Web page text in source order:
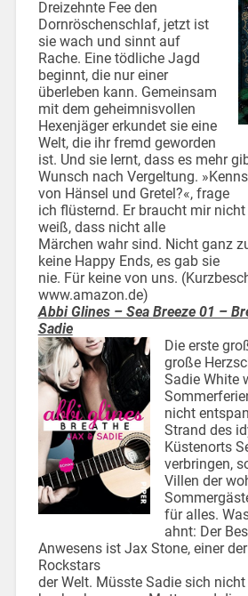
Dreizehnte Fee den
Dornröschenschlaf, jetzt ist
sie wach und sinnt auf
Rache. Eine tödliche Jagd
beginnt, die nur einer
überleben kann. Gemeinsam
mit dem geheimnisvollen
Hexenjäger erkundet sie eine
Welt, die ihr fremd geworden
ist. Und sie lernt, dass es mehr
Wunsch nach Vergeltung.
von Hänsel und Gretel?«, frage
ich flüsternd. Er braucht mir
weiß, dass nicht alle
Märchen wahr sind. Nicht ganz
keine Happy Ends, es gab sie
nie. Für keine von uns.
www.amazon.de)
Abbi Glines – Sea Breeze 01 –
Sadie
Die erste
große
Sadie White
nicht
Strand des
Küstenorts
verbringen,
Villen der
für alles.
ahnt: Der
Anwesens ist Jax Stone, einer
Rockstars
der Welt. Müsste Sadie sich